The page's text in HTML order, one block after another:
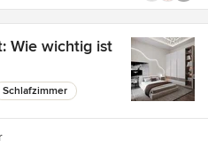
Wie wichtig ist
Schlafzimmer